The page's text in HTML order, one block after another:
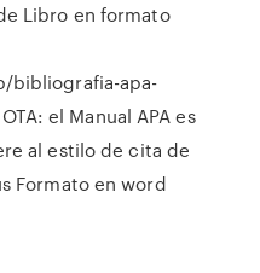
Libro en formato
apa-
el Manual APA es
al estilo de cita de
Formato en word